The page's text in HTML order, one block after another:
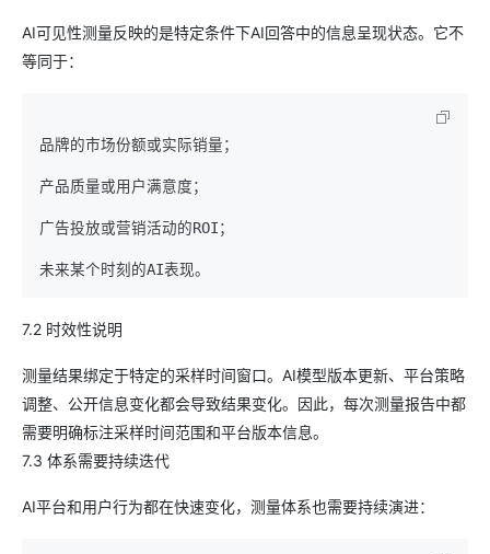
AI可见性测量反映的是特定条件下AI回答中的信息呈现状态。它不
等同于：
品牌的市场份额或实际销量；
产品质量或用户满意度；
广告投放或营销活动的ROI；
7.2 时效性说明
测量结果绑定于特定的采样时间窗口。AI模型版本更新、平台策略
调整、公开信息变化都会导致结果变化。因此，每次测量报告中都
需要明确标注采样时间范围和平台版本信息。
7.3 体系需要持续迭代
AI平台和用户行为都在快速变化，测量体系也需要持续演进：